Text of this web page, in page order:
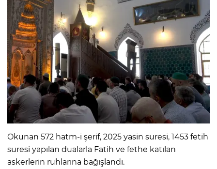
Okunan 572 hatm-i şerif, 2025 yasin suresi, 1453 fetih
suresi yapılan dualarla Fatih ve fethe katılan
askerlerin ruhlarına bağışlandı.